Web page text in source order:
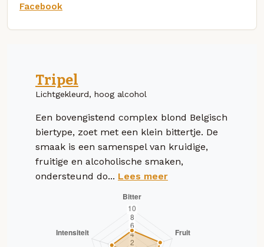
Facebook
Tripel
Lichtgekleurd, hoog alcohol
Een bovengistend complex blond Belgisch
biertype, zoet met een klein bittertje. De
smaak is een samenspel van kruidige,
fruitige en alcoholische smaken,
ondersteund do... Lees meer